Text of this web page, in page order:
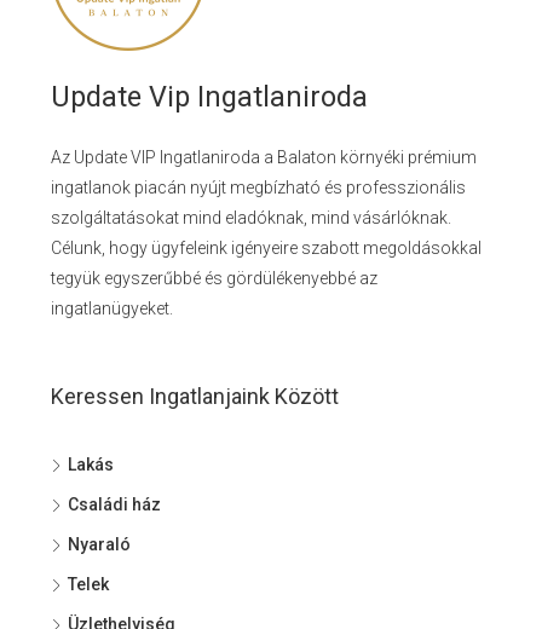
Update Vip Ingatlaniroda
Az Update VIP Ingatlaniroda a Balaton környéki prémium
ingatlanok piacán nyújt megbízható és professzionális
szolgáltatásokat mind eladóknak, mind vásárlóknak.
Célunk, hogy ügyfeleink igényeire szabott megoldásokkal
tegyük egyszerűbbé és gördülékenyebbé az
ingatlanügyeket.
Keressen Ingatlanjaink Között
Lakás
Családi ház
Nyaraló
Telek
Üzlethelyiség